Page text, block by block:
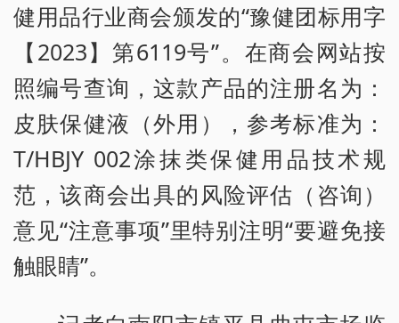
健用品行业商会颁发的“豫健团标用字
【2023】第6119号”。在商会网站按
照编号查询，这款产品的注册名为：
皮肤保健液（外用），参考标准为：
T/HBJY 002涂抹类保健用品技术规
范，该商会出具的风险评估（咨询）
意见“注意事项”里特别注明“要避免接
触眼睛”。